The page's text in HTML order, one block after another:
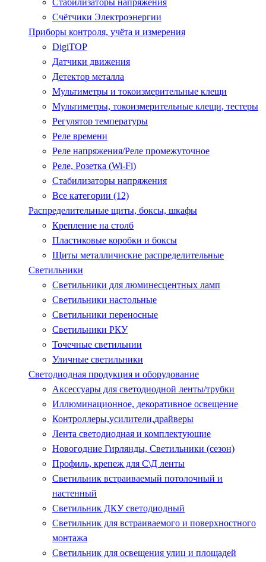
Стабилизаторы напряжения
Счётчики Электроэнергии
Приборы контроля, учёта и измерения
DigiTOP
Датчики движения
Детектор металла
Мультиметры и токоизмерительные клещи
Мультиметры, токоизмерительные клещи, тестеры
Регулятор температуры
Реле времени
Реле напряжения/Реле промежуточное
Реле, Розетка (Wi-Fi)
Стабилизаторы напряжения
Все категории (12)
Распределительные щиты, боксы, шкафы
Крепление на столб
Пластиковые коробки и боксы
Щиты металличиские распределительные
Светильники
Светильники для люминесцентных ламп
Светильники настольные
Светильники переносные
Светильники РКУ
Точечные светильнии
Уличные светильники
Светодиодная продукция и оборудование
Аксессуары для светодиодной ленты/трубки
Иллюминационное, декоративное освещение
Контроллеры,усилители,драйверы
Лента светодиодная и комплектующие
Новогодние Гирлянды, Светильники (сезон)
Профиль, крепеж для С\Д ленты
Светильник встраиваемый потолочный и
настенный
Светильник ДКУ светодиодный
Светильник для встраиваемого и поверхностного
монтажа
Светильник для освещения улиц и площадей